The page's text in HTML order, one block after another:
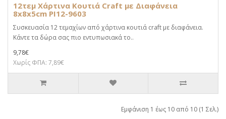
12τεμ Χάρτινα Κουτιά Craft με Διαφάνεια
8x8x5cm PI12-9603
Συσκευασία 12 τεμαχίων από χάρτινα κουτιά craft με διαφάνεια.
Κάντε τα δώρα σας πιο εντυπωσιακά το..
9,78€
Χωρίς ΦΠΑ: 7,89€
Εμφάνιση 1 έως 10 από 10 (1 Σελ.)